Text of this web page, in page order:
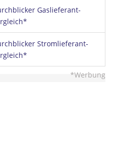
Gaslieferant-
Stromlieferant-
*Werbung